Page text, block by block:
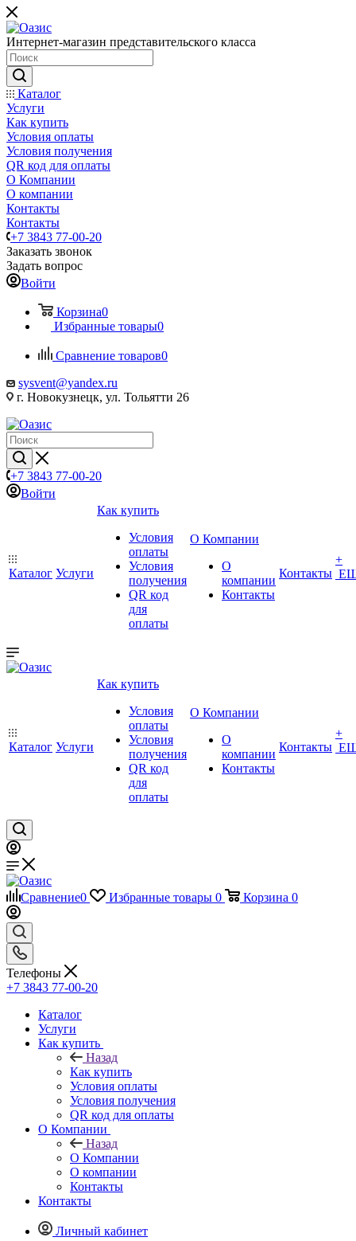
Интернет-магазин представительского класса
Каталог
Услуги
Как купить
Условия оплаты
Условия получения
QR код для оплаты
О Компании
О компании
Контакты
Контакты
+7 3843 77-00-20
Заказать звонок
Задать вопрос
Войти
Корзина0
Избранные товары0
Сравнение товаров0
sysvent@yandex.ru
г. Новокузнецк, ул. Тольятти 26
+7 3843 77-00-20
Войти
Каталог Услуги
Как купить
Условия
оплаты
Условия
получения
QR код
для
оплаты
О Компании
О
компании
Контакты
Контакты
+
Каталог Услуги
Как купить
Условия
оплаты
Условия
получения
QR код
для
оплаты
О Компании
О
компании
Контакты
Контакты
+
Сравнение0 Избранные товары 0 Корзина 0
Телефоны
+7 3843 77-00-20
Каталог
Услуги
Как купить
Назад
Как купить
Условия оплаты
Условия получения
QR код для оплаты
О Компании
Назад
О Компании
О компании
Контакты
Контакты
Личный кабинет